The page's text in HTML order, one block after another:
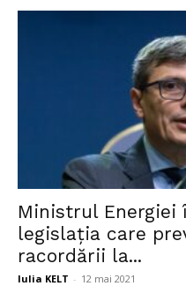
Ministrul
legislația care
racordării la...
Iulia KELT - 12 mai 2021